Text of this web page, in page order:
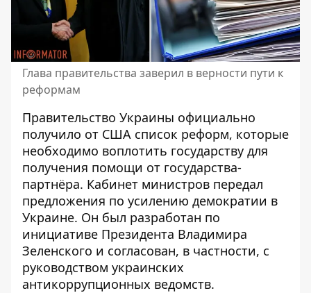
Глава правительства заверил в верности пути к
реформам
Правительство Украины официально
получило от США список реформ, которые
необходимо воплотить государству для
получения помощи от государства-
партнёра. Кабинет министров передал
предложения по усилению демократии в
Украине. Он был разработан по
инициативе Президента Владимира
Зеленского и согласован, в частности, с
руководством украинских
антикоррупционных ведомств.